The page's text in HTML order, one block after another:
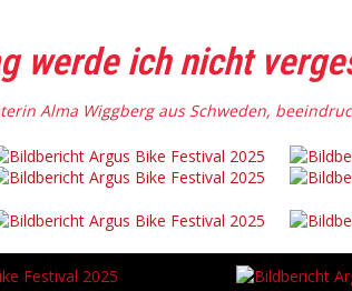
werde ich nicht
Alma Wiggberg aus Schweden,